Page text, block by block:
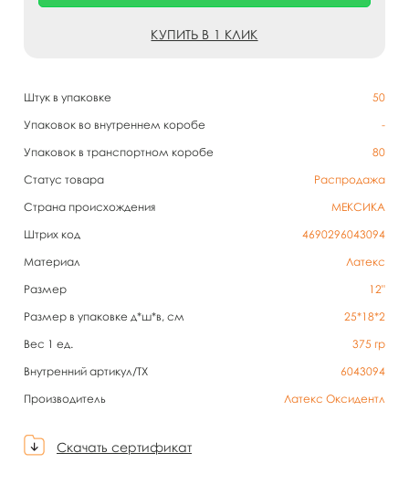
Штук в упаковке
50
Упаковок во внутреннем коробе
-
Упаковок в транспортном коробе
80
Статус товара
Распродажа
Страна происхождения
МЕКСИКА
Штрих код
4690296043094
Материал
Латекс
Размер
12"
Размер в упаковке д*ш*в, см
25*18*2
Вес 1 ед.
375 гр
Внутренний артикул/TX
6043094
Производитель
Латекс Оксидентл
Скачать сертификат
КУПИТЬ В 1 КЛИК